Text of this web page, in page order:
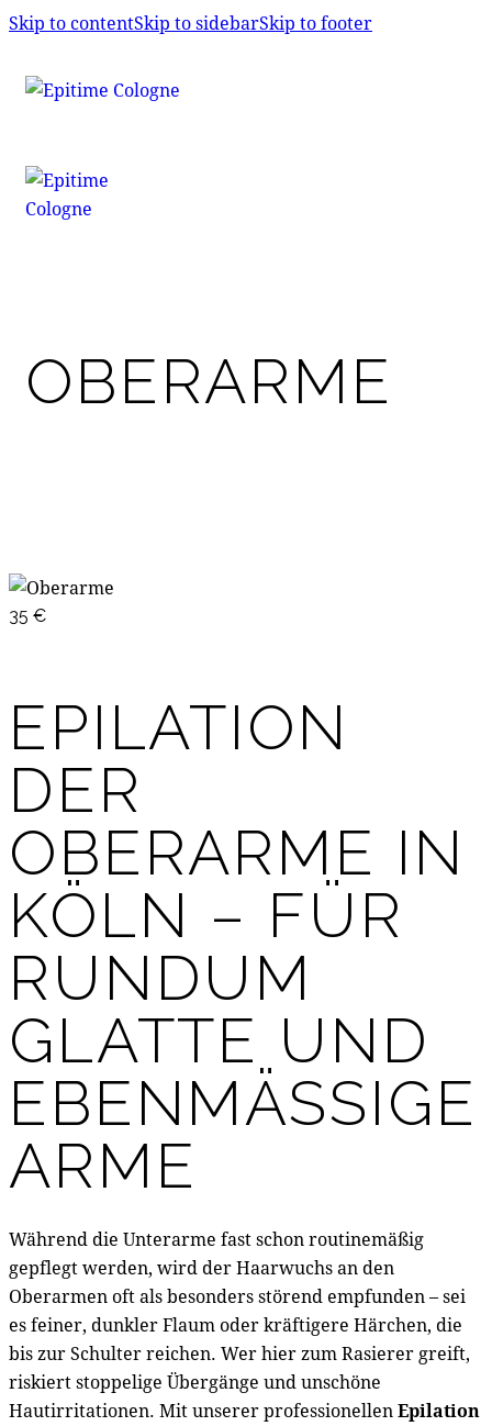
Skip to contentSkip to sidebarSkip to footer
OBERARME
35 €
EPILATION
DER
OBERARME IN
KÖLN – FÜR
RUNDUM
GLATTE UND
EBENMÄSSIGE A
RME
Während die Unterarme fast schon routinemäßig
gepflegt werden, wird der Haarwuchs an den
Oberarmen oft als besonders störend empfunden – sei
es feiner, dunkler Flaum oder kräftigere Härchen, die
bis zur Schulter reichen. Wer hier zum Rasierer greift,
riskiert stoppelige Übergänge und unschöne
Hautirritationen. Mit unserer professionellen Epilation